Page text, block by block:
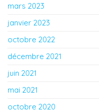
mars 2023
janvier 2023
octobre 2022
décembre 2021
juin 2021
mai 2021
octobre 2020